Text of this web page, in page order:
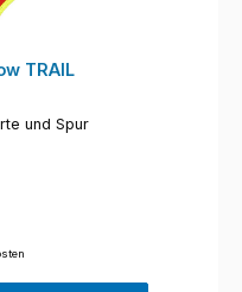
TRAIL
und Spur